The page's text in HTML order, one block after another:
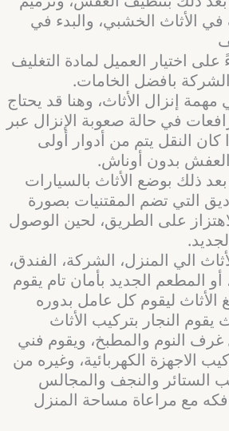
الأثاث الخشبي، والبدء في
على اختيار العميل لمادة التغليف
بافضل الخامات.
مهمة إنزال الأثاث، وهنا قد يحتاج
في حالة صعوبة الإنزال عبر
كان النقل يتم من أدوار أولى
بدون أوناش.
ذلك بوضع الأثاث بالسيارات
التي تضم المقتنيات بصورة
على الطريق، لحين الوصول
الي المنزل، الشركة، الفندق،
المطعم الجديد بأمان تام يقوم
الأثاث ليقوم كل عامل بدوره
يقوم النجار بتركيب الأثاث
النوم والمطبخ، ويقوم فني
الاجهزة الكهربائية، وغيره من
الستائر والنجف والمجالس
مع مراعاة مساحة المنزل